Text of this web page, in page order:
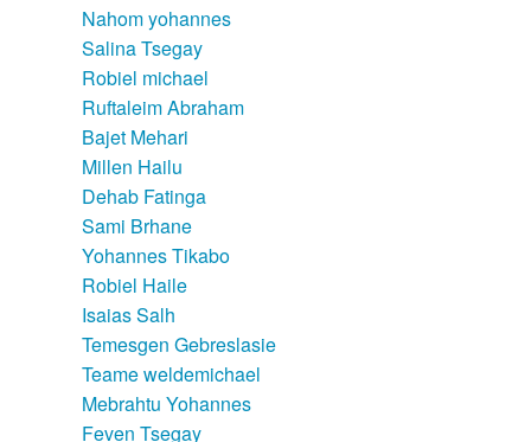
Nahom yohannes
Salina Tsegay
Robiel michael
Ruftaleim Abraham
Bajet Mehari
Millen Hailu
Dehab Fatinga
Sami Brhane
Yohannes Tikabo
Robiel Haile
Isaias Salh
Temesgen Gebreslasie
Teame weldemichael
Mebrahtu Yohannes
Feven Tsegay